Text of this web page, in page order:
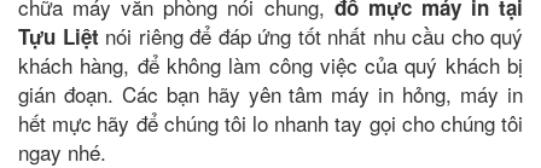
chữa máy văn phòng nói chung, đổ mực máy in tại
Tựu Liệt nói riêng để đáp ứng tốt nhất nhu cầu cho quý
khách hàng, để không làm công việc của quý khách bị
gián đoạn. Các bạn hãy yên tâm máy in hỏng, máy in
hết mực hãy để chúng tôi lo nhanh tay gọi cho chúng tôi
ngay nhé.